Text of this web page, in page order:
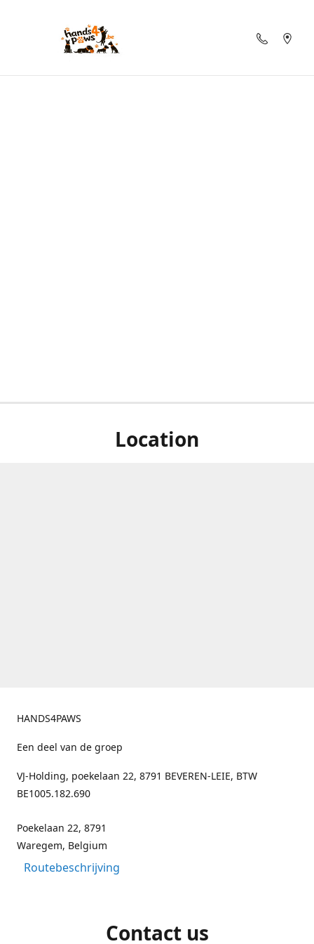
Location
HANDS4PAWS
Een deel van de groep
VJ-Holding, poekelaan 22, 8791 BEVEREN-LEIE, BTW
BE1005.182.690
Poekelaan 22, 8791
Waregem, Belgium
Routebeschrijving
Contact us